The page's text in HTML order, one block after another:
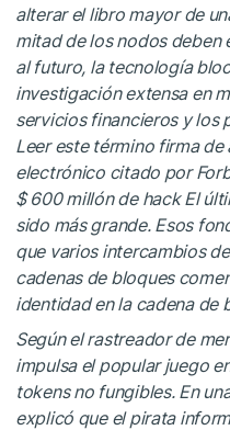
alterar el libro mayor de
mitad de los nodos deben
al futuro, la tecnología
investigación extensa en
servicios financieros y los
Leer este términofirma de
electrónico citado por
$ 600 millón de hack El
sido más grande. Esos
que varios intercambios
cadenas de bloques
identidad en la cadena de
Según el rastreador de
impulsa el popular juego
tokens no fungibles. En
explicó que el pirata